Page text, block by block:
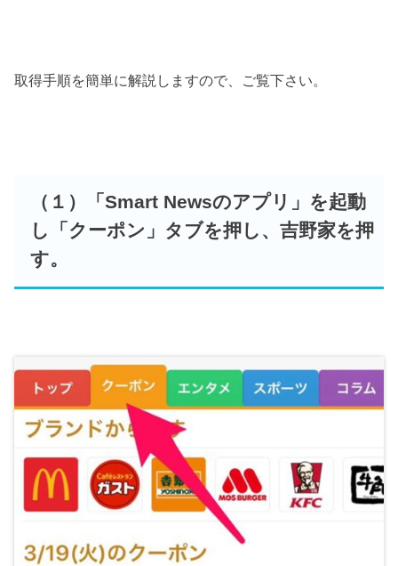
取得手順を簡単に解説しますので、ご覧下さい。
（１）「Smart Newsのアプリ」を起動
し「クーポン」タブを押し、吉野家を押
す。